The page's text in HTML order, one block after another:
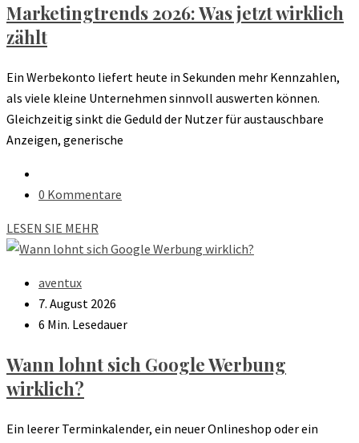
Marketingtrends 2026: Was jetzt wirklich
zählt
Ein Werbekonto liefert heute in Sekunden mehr Kennzahlen,
als viele kleine Unternehmen sinnvoll auswerten können.
Gleichzeitig sinkt die Geduld der Nutzer für austauschbare
Anzeigen, generische
0 Kommentare
LESEN SIE MEHR
aventux
7. August 2026
6 Min. Lesedauer
Wann lohnt sich Google Werbung
wirklich?
Ein leerer Terminkalender, ein neuer Onlineshop oder ein